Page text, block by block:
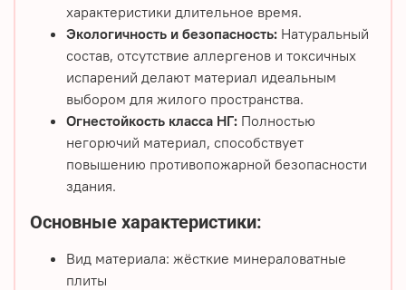
характеристики длительное время.
Экологичность и безопасность: Натуральный
состав, отсутствие аллергенов и токсичных
испарений делают материал идеальным
выбором для жилого пространства.
Огнестойкость класса НГ: Полностью
негорючий материал, способствует
повышению противопожарной безопасности
здания.
Основные характеристики:
Вид материала: жёсткие минераловатные
плиты